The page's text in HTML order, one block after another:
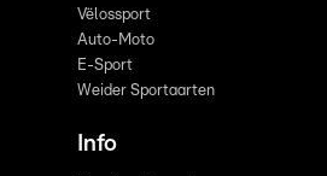
Vëlossport
Auto-Moto
E-Sport
Weider Sportaarten
Info